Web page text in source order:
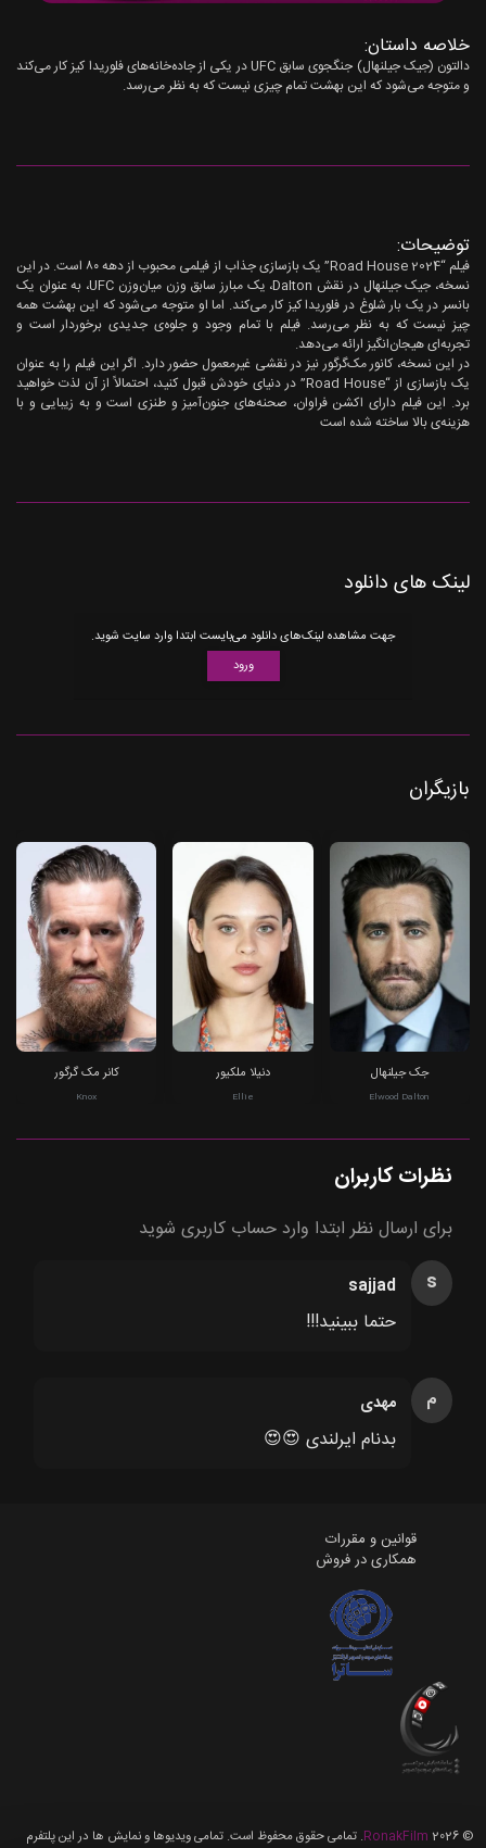
خلاصه داستان:
دالتون (جیک جیلنهال) جنگجوی سابق UFC در یکی از جاده‌خانه‌های فلوریدا کیز کار می‌کند
و متوجه می‌شود که این بهشت ​​تمام چیزی نیست که به نظر می‌رسد.
توضیحات:
فیلم “Road House 2024” یک بازسازی جذاب از فیلمی محبوب از دهه ۸۰ است. در این
نسخه، جیک جیلنهال در نقش Dalton، یک مبارز سابق وزن میان‌وزن UFC، به عنوان یک
بانسر در یک بار شلوغ در فلوریدا کیز کار می‌کند. اما او متوجه می‌شود که این بهشت همه
چیز نیست که به نظر می‌رسد. فیلم با تمام وجود و جلوه‌ی جدیدی برخوردار است و
تجربه‌ای هیجان‌انگیز ارائه می‌دهد.
در این نسخه، کانور مک‌گرگور نیز در نقشی غیرمعمول حضور دارد. اگر این فیلم را به عنوان
یک بازسازی از “Road House” در دنیای خودش قبول کنید، احتمالاً از آن لذت خواهید
برد. این فیلم دارای اکشن فراوان، صحنه‌های جنون‌آمیز و طنزی است و به زیبایی و با
هزینه‌ی بالا ساخته شده است
لینک های دانلود
جهت مشاهده لینک‌های دانلود می‌بایست ابتدا وارد سایت شوید.
ورود
بازیگران
جک جیلنهال
Elwood Dalton
دنیلا ملکیور
Ellie
کانر مک گرگور
Knox
نظرات کاربران
برای ارسال نظر ابتدا وارد حساب کاربری شوید
s
sajjad
حتما ببینید!!!
م مهدی
بدنام ایرلندی 😍😍
قوانین و مقررات
همکاری در فروش
©
2026
RonakFilm. تمامی حقوق محفوظ است. تمامی ویدیوها و نمایش ها در این پلتفرم